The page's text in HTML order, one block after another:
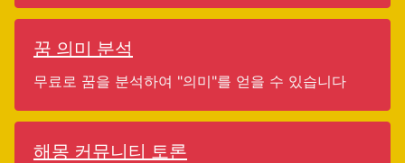
꿈 의미 분석
무료로 꿈을 분석하여 "의미"를 얻을 수 있습니다
해몽 커뮤니티 토론